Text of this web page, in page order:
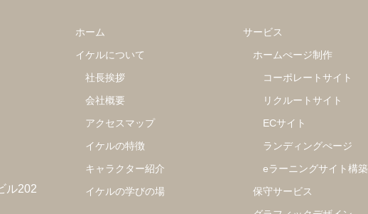
ル202
ホーム
イケルについて
社長挨拶
会社概要
アクセスマップ
イケルの特徴
キャラクター紹介
イケルの学びの場
サービス
ホームぺージ制作
コーポレートサイト
リクルートサイト
ECサイト
ランディングぺージ
eラーニングサイト構築
保守サービス